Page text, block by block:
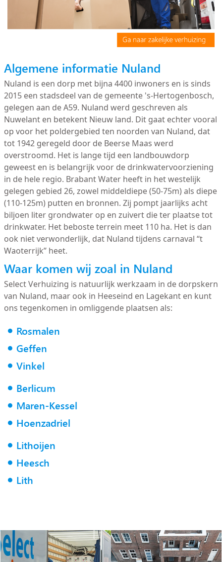
Algemene informatie Nuland
Nuland is een dorp met bijna 4400 inwoners en is sinds
2015 een stadsdeel van de gemeente 's-Hertogenbosch,
gelegen aan de A59. Nuland werd geschreven als
Nuwelant en betekent Nieuw land. Dit gaat echter vooral
op voor het poldergebied ten noorden van Nuland, dat
tot 1942 geregeld door de Beerse Maas werd
overstroomd. Het is lange tijd een landbouwdorp
geweest en is belangrijk voor de drinkwatervoorziening
in de hele regio. Brabant Water heeft in het westelijk
gelegen gebied 26, zowel middeldiepe (50-75m) als diepe
(110-125m) putten en bronnen. Zij pompt jaarlijks acht
biljoen liter grondwater op en zuivert die ter plaatse tot
drinkwater. Het beboste terrein meet 110 ha. Het is dan
ook niet verwonderlijk, dat Nuland tijdens carnaval “t
Waoterrijk” heet.
Waar komen wij zoal in Nuland
Select Verhuizing is natuurlijk werkzaam in de dorpskern
van Nuland, maar ook in Heeseind en Lagekant en kunt
ons tegenkomen in omliggende plaatsen als:
Rosmalen
Geffen
Vinkel
Berlicum
Maren-Kessel
Hoenzadriel
Lithoijen
Heesch
Lith